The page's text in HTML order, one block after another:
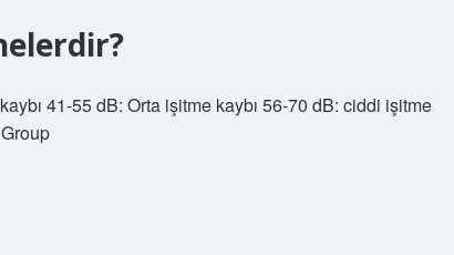
41-55 dB: Orta işitme kaybı 56-70 dB: ciddi işitme